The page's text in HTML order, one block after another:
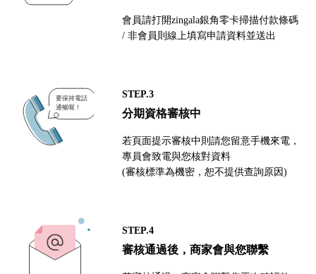
會員請打開zingala銀角零卡掃描付款條碼
/ 非會員則線上填寫申請資料並送出
STEP.3
分期資格審核中
若頁面提示審核中則請您留意手機來電，
專員會致電與您核對資料
(審核標準為機密，恕不提供查詢原因)
STEP.4
審核通過後，商家會與您聯繫